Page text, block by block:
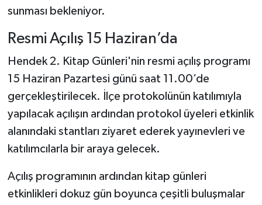
sunması bekleniyor.
Resmi Açılış 15 Haziran’da
Hendek 2. Kitap Günleri'nin resmi açılış programı
15 Haziran Pazartesi günü saat 11.00’de
gerçekleştirilecek. İlçe protokolünün katılımıyla
yapılacak açılışın ardından protokol üyeleri etkinlik
alanındaki stantları ziyaret ederek yayınevleri ve
katılımcılarla bir araya gelecek.
Açılış programının ardından kitap günleri
etkinlikleri dokuz gün boyunca çeşitli buluşmalar